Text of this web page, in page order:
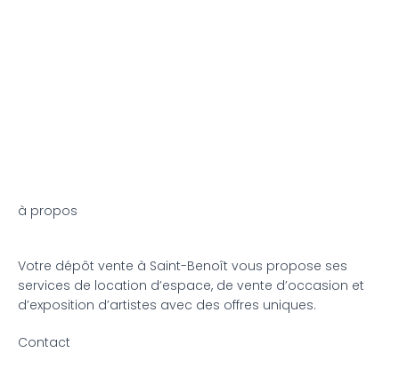
à propos
Votre dépôt vente à Saint-Benoît vous propose ses
services de location d’espace, de vente d’occasion et
d’exposition d’artistes avec des offres uniques.
Contact